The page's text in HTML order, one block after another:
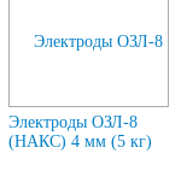
Электроды ОЗЛ-8
(НАКС) 4 мм (5 кг)